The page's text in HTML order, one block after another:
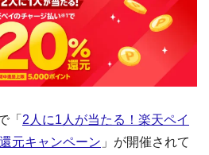
「 2人に1人が当たる！楽天ペイ
元キャンペーン 」が開催されて